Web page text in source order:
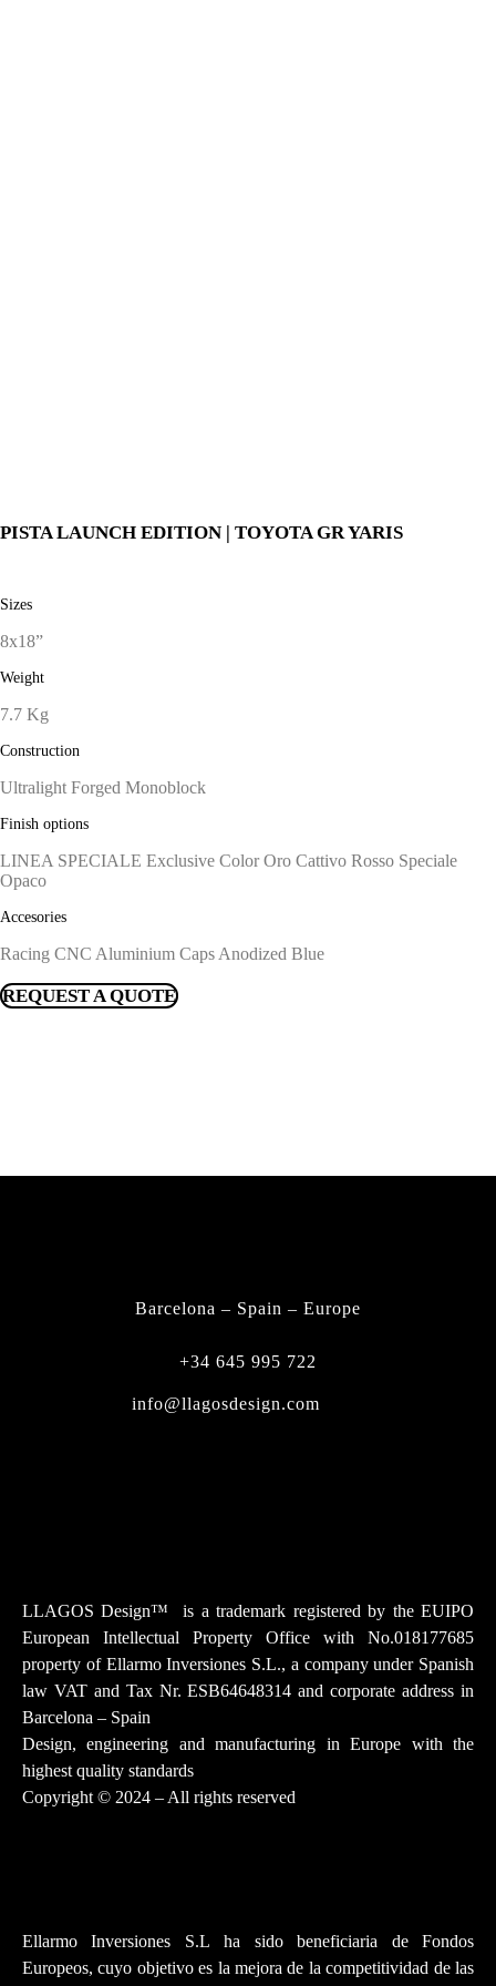
PISTA LAUNCH EDITION | TOYOTA GR YARIS
Sizes
8x18”
Weight
7.7 Kg
Construction
Ultralight Forged Monoblock
Finish options
LINEA SPECIALE Exclusive Color Oro Cattivo Rosso Speciale
Opaco
Accesories
Racing CNC Aluminium Caps Anodized Blue
REQUEST A QUOTE
Barcelona – Spain – Europe
+34 645 995 722
info@llagosdesign.com
LLAGOS Design™
is a trademark registered by the EUIPO
European Intellectual Property Office with No.018177685
property of Ellarmo Inversiones S.L., a company under Spanish
law VAT and Tax Nr. ESB64648314 and corporate address in
Barcelona – Spain
Design, engineering and manufacturing in Europe with the
highest quality standards
Copyright © 2024 – All rights reserved
Ellarmo Inversiones S.L ha sido beneficiaria de Fondos
Europeos, cuyo objetivo es la mejora de la competitividad de las